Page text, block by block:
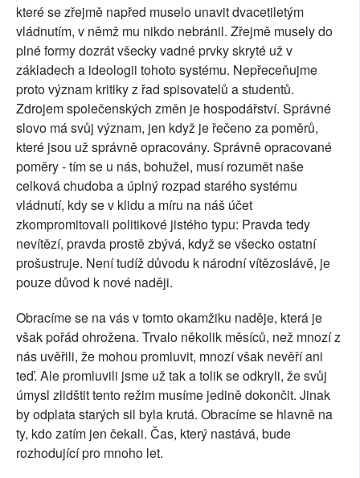
které se zřejmě napřed muselo unavit dvacetiletým
vládnutím, v němž mu nikdo nebránil. Zřejmě musely do
plné formy dozrát všecky vadné prvky skryté už v
základech a ideologii tohoto systému. Nepřeceňujme
proto význam kritiky z řad spisovatelů a studentů.
Zdrojem společenských změn je hospodářství. Správné
slovo má svůj význam, jen když je řečeno za poměrů,
které jsou už správně opracovány. Správně opracované
poměry - tím se u nás, bohužel, musí rozumět naše
celková chudoba a úplný rozpad starého systému
vládnutí, kdy se v klidu a míru na náš účet
zkompromitovali politikové jistého typu: Pravda tedy
nevítězí, pravda prostě zbývá, když se všecko ostatní
prošustruje. Není tudíž důvodu k národní vítězoslávě, je
pouze důvod k nové naději.
Obracíme se na vás v tomto okamžiku naděje, která je
však pořád ohrožena. Trvalo několik měsíců, než mnozí z
nás uvěřili, že mohou promluvit, mnozí však nevěří ani
teď. Ale promluvili jsme už tak a tolik se odkryli, že svůj
úmysl zlidštit tento režim musíme jedině dokončit. Jinak
by odplata starých sil byla krutá. Obracíme se hlavně na
ty, kdo zatím jen čekali. Čas, který nastává, bude
rozhodující pro mnoho let.